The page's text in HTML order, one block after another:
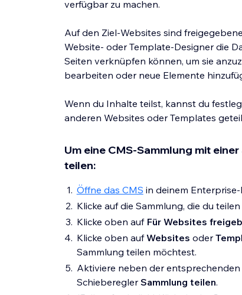
verfügbar zu machen.
Auf den Ziel-Websites sind
Website- oder Template-Designer die
Seiten verknüpfen können, um sie
bearbeiten oder neue Elemente
Wenn du Inhalte teilst, kannst du
anderen Websites oder Templates
Um eine CMS-Sammlung mit
teilen:
Öffne das CMS in deinem
Klicke auf die Sammlung, die du
Klicke oben auf Für Websites
Klicke oben aufWebsites oder
Sammlung teilen möchtest.
Aktiviere neben der
SchiebereglerSammlung teilen.